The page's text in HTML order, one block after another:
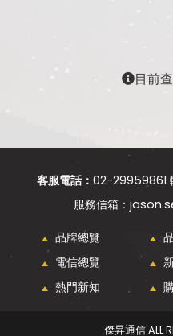
目前
客服電話： 02-29959861
品牌總覽
電信總覽
熱門新知
傑昇通信 ALL